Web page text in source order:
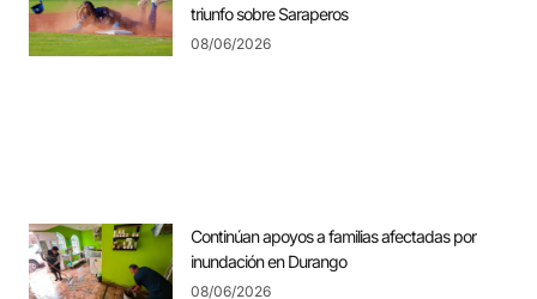
triunfo sobre Saraperos
08/06/2026
Continúan apoyos a familias afectadas por
inundación en Durango
08/06/2026